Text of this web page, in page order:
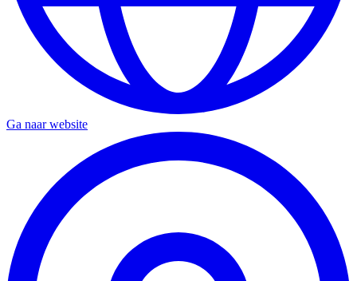
Ga naar website